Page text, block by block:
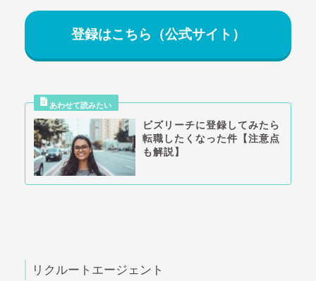
登録はこちら（公式サイト）
ビズリーチに登録してみたら
転職したくなった件【注意点
も解説】
リクルートエージェント